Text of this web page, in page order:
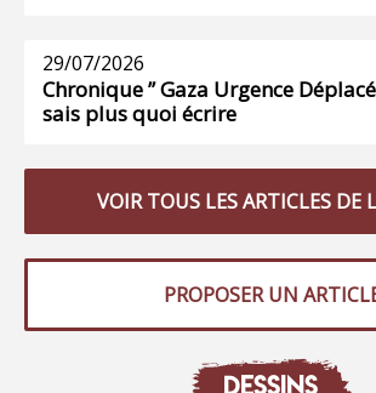
29/07/2026
Chronique ” Gaza Urgence
sais plus quoi écrire
VOIR TOUS LES ARTICLES DE
PROPOSER UN
DESSINS